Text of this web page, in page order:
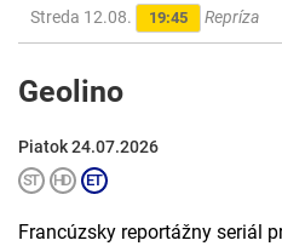
Streda 12.08. 19:45 Repríza
Geolino
Piatok 24.07.2026
Francúzsky reportážny seriál